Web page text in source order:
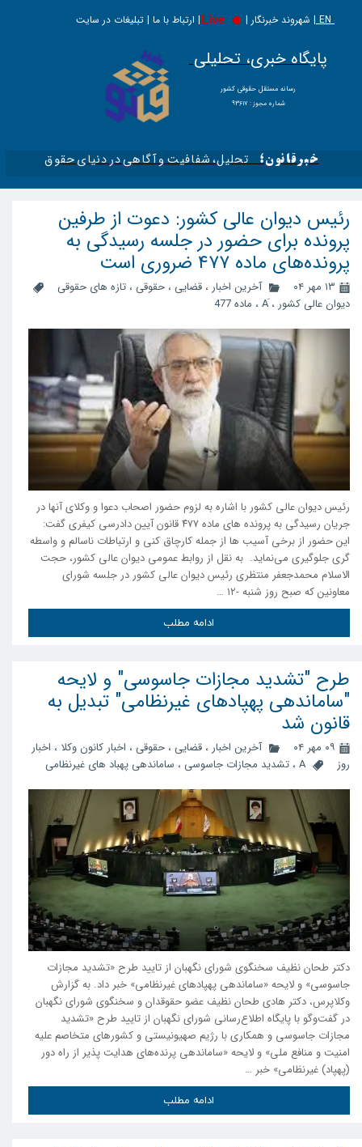
EN | شهروند خبرنگار | | ارتباط با ما | تبلیغات در سایت
Live
پایگاه خبری، تحلیلی
​​​​رسانه مستقل حقوقی کشور
شماره مجوز : ۹۳۶۱۷
خبرقانون؛ تحلیل، شفافیت و آگاهی در دنیای حقوق​​​​​​​
رئیس دیوان عالی کشور: دعوت از طرفین
پرونده برای حضور در جلسه رسیدگی به
پرونده‌های ماده ۴۷۷ ضروری است
۱۳ مهر ۰۴ آخرین اخبار ، قضایی ، حقوقی ، تازه های حقوقی
دیوان عالی کشور ، ، ماده 477
رئیس دیوان عالی کشور با اشاره به لزوم حضور اصحاب دعوا و وکلای آنها در
جریان رسیدگی به پرونده های ماده ۴۷۷ قانون آیین دادرسی کیفری گفت:
این حضور از برخی آسیب ها از جمله کارچاق کنی و ارتباطات ناسالم و واسطه
گری جلوگیری می‌نماید. به نقل از روابط عمومی دیوان عالی کشور، حجت
الاسلام محمدجعفر منتظری رئیس دیوان عالی کشور در جلسه شورای
معاونین که صبح روز شنبه -۱۲ …
ادامه مطلب
طرح "تشدید مجازات جاسوسی" و لایحه
"ساماندهی پهپاد‌های غیرنظامی" تبدیل به
قانون شد
۰۹ مهر ۰۴ آخرین اخبار ، قضایی ، حقوقی ، اخبار کانون وکلا ، اخبار
روز
A ، تشدید مجازات جاسوسی ، ساماندهی پهباد های غیرنظامی
دکتر طحان نظیف سخنگوی شورای نگهبان از تایید طرح «تشدید مجازات
جاسوسی» و لایحه «ساماندهی پهپاد‌های غیرنظامی» خبر داد. به گزارش
وکلاپرس، دکتر هادی طحان نظیف عضو حقوقدان و سخنگوی شورای نگهبان
در گفت‌و‌گو با پایگاه اطلاع‌رسانی شورای نگهبان از تایید طرح «تشدید
مجازات جاسوسی و همکاری با رژیم صهیونیستی و کشور‌های متخاصم علیه
امنیت و منافع ملی» و لایحه «ساماندهی پرنده‌های هدایت پذیر از راه دور
(پهپاد) غیرنظامی» خبر …
ادامه مطلب